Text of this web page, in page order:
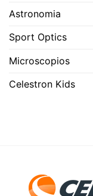
Astronomia
Sport Optics
Microscopios
Celestron Kids